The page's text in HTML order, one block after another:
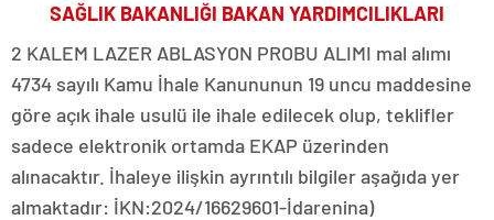
SAĞLIK BAKANLIĞI BAKAN YARDIMCILIKLARI
2 KALEM LAZER ABLASYON PROBU ALIMI mal alımı
4734 sayılı Kamu İhale Kanununun 19 uncu maddesine
göre açık ihale usulü ile ihale edilecek olup, teklifler
sadece elektronik ortamda EKAP üzerinden
alınacaktır. İhaleye ilişkin ayrıntılı bilgiler aşağıda yer
almaktadır: İKN:2024/16629601-İdarenina)